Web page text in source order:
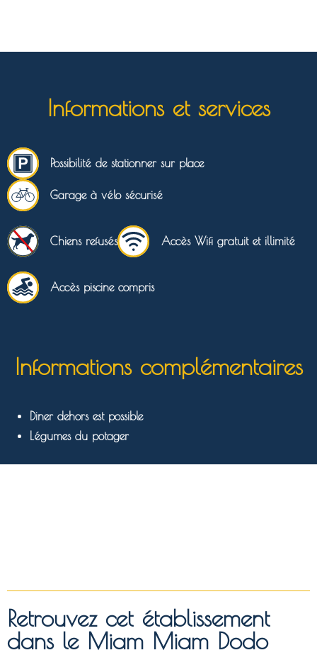
Informations et services
Possibilité de stationner sur place
Garage à vélo sécurisé
Chiens refusés Accès Wifi gratuit et illimité
Accès piscine compris
Informations complémentaires
Diner dehors est possible
Légumes du potager
Retrouvez cet établissement
dans le Miam Miam Dodo